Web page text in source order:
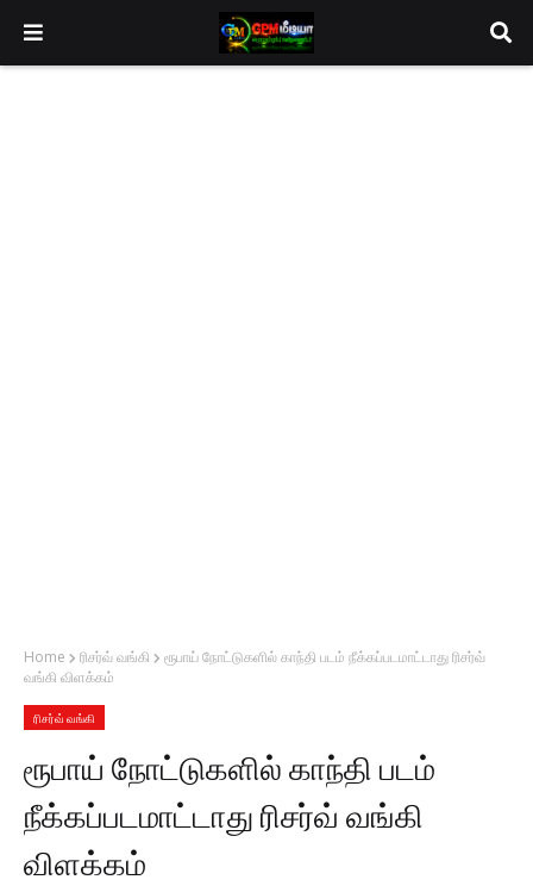
Home ரிசர்வ் வங்கி
ரூபாய் நோட்டுகளில் காந்தி படம் நீக்கப்படமாட்டாது ரிசர்வ்
வங்கி விளக்கம்
ரிசர்வ் வங்கி
ரூபாய் நோட்டுகளில் காந்தி படம்
நீக்கப்படமாட்டாது ரிசர்வ் வங்கி
விளக்கம்